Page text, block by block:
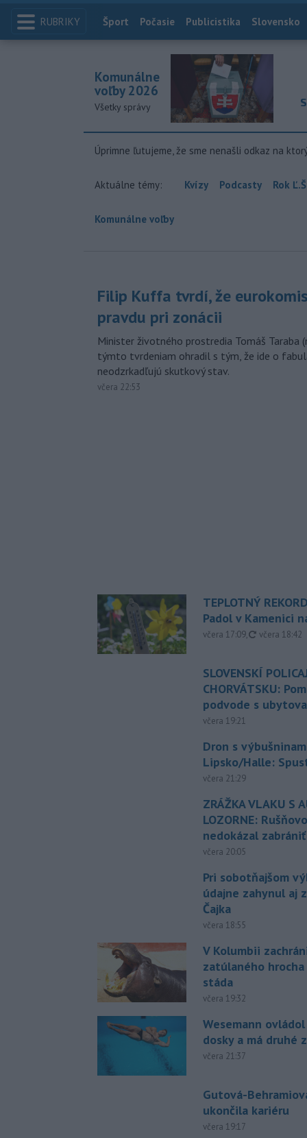
RUBRIKY Index
Šport Počasie Publicistika Slovensko
Komunálne
voľby 2026
Všetky správy
Úprimne ľutujeme, že sme nenašli odkaz na
Aktuálne témy: Kvízy Podcasty Rok
Komunálne voľby
Filip Kuffa tvrdí, že
pravdu pri zonácii
Minister životného prostredia Tomáš Taraba
týmto tvrdeniam ohradil s tým, že ide o
neodzrkadľujú skutkový stav.
včera 22:53
TEPLOTNÝ
Padol v Kamenici
včera 17:09, aktualizované
včera 18:42
SLOVENSKÍ
CHORVÁTSKU:
podvode s
včera 19:21
Dron s
Lipsko/Halle:
včera 21:29
ZRÁŽKA VLAKU S
LOZORNE:
nedokázal zabrániť
včera 20:05
Pri sobotňajšom
údajne zahynul aj
Čajka
včera 18:55
V Kolumbii
zatúlaného hrocha
stáda
včera 19:32
Wesemann
dosky a má druhé
včera 21:37
Gutová-
ukončila kariéru
včera 19:17